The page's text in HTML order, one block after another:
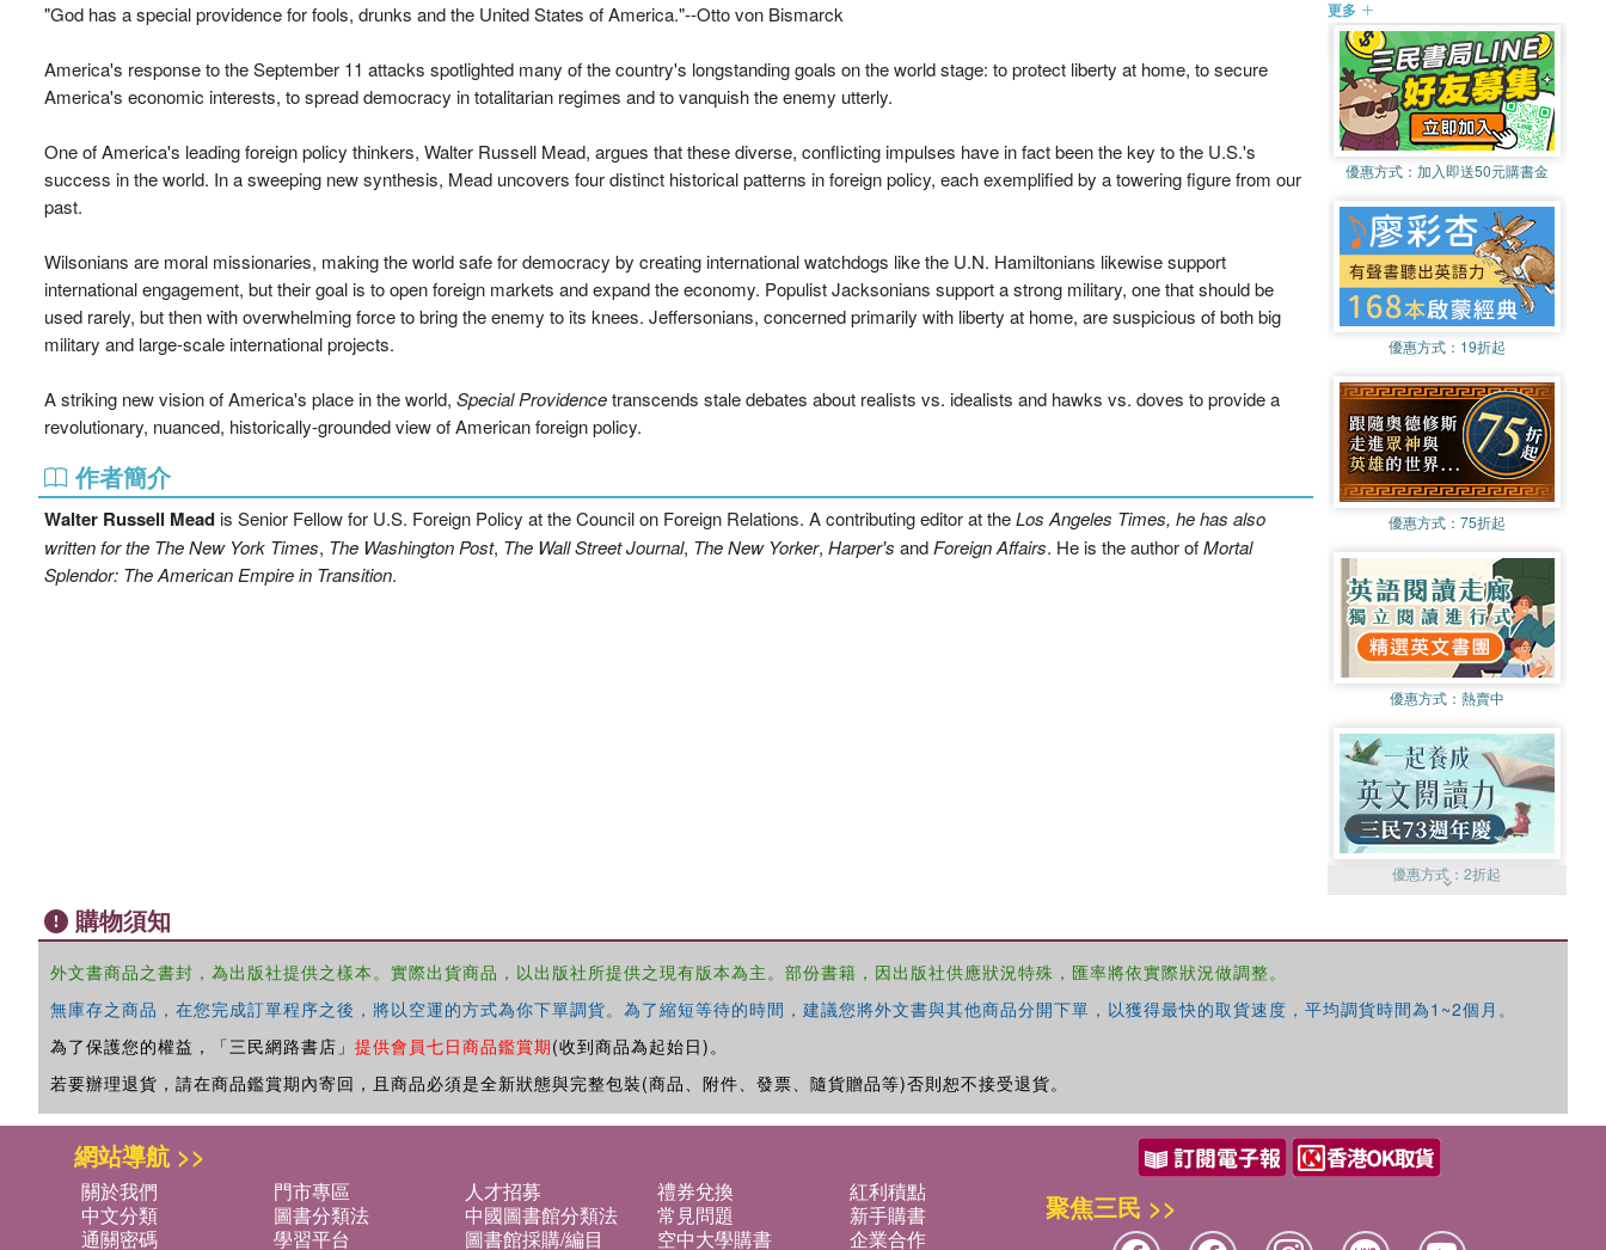
"God has a special providence for fools, drunks and the United States of America."--Otto von Bismarck
America's response to the September 11 attacks spotlighted many of the country's longstanding goals on the world stage: to protect liberty at home, to secure
America's economic interests, to spread democracy in totalitarian regimes and to vanquish the enemy utterly.
One of America's leading foreign policy thinkers, Walter Russell Mead, argues that these diverse, conflicting impulses have in fact been the key to the U.S.'s
success in the world. In a sweeping new synthesis, Mead uncovers four distinct historical patterns in foreign policy, each exemplified by a towering figure from our
past.
Wilsonians are moral missionaries, making the world safe for democracy by creating international watchdogs like the U.N. Hamiltonians likewise support
international engagement, but their goal is to open foreign markets and expand the economy. Populist Jacksonians support a strong military, one that should be
used rarely, but then with overwhelming force to bring the enemy to its knees. Jeffersonians, concerned primarily with liberty at home, are suspicious of both big
military and large-scale international projects.
A striking new vision of America's place in the world, Special Providencetranscends stale debates about realists vs. idealists and hawks vs. doves to provide a
revolutionary, nuanced, historically-grounded view of American foreign policy.
作者簡介
Walter Russell Meadis Senior Fellow for U.S. Foreign Policy at the Council on Foreign Relations. A contributing editor at theLos Angeles Times, he has also
written for the The New York Times, The Washington Post, The Wall Street Journal, The New Yorker, Harper's and Foreign Affairs. He is the author ofMortal
Splendor: TheAmerican Empire in Transition.
更多
優惠方式： 加入即送50元購書金
優惠方式： 19折起
優惠方式： 75折起
優惠方式： 熱賣中
優惠方式：2折起
購物須知
外文書商品之書封，為出版社提供之樣本。實際出貨商品，以出版社所提供之現有版本為主。部份書籍，因出版社供應狀況特殊，匯率將依實際狀況做調整。
無庫存之商品，在您完成訂單程序之後，將以空運的方式為你下單調貨。為了縮短等待的時間，建議您將外文書與其他商品分開下單，以獲得最快的取貨速度，平均調貨時間為1~2個月。
為了保護您的權益，「三民網路書店」 提供會員七日商品鑑賞期(收到商品為起始日)。
若要辦理退貨，請在商品鑑賞期內寄回，且商品必須是全新狀態與完整包裝(商品、附件、發票、隨貨贈品等)否則恕不接受退貨。
網站導航 >>
關於我們 門市專區 人才招募 禮券兌換
紅利積點
中文分類
圖書分類法 中國圖書館分類法 常見問題
新手購書
通關密碼
學習平台 圖書館採購/編目 空中大學購書
企業合作
聚焦三民 >>